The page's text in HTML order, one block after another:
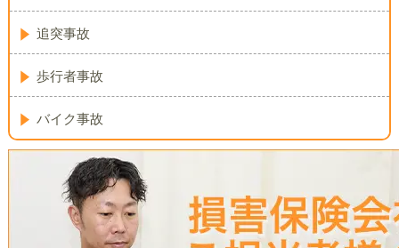
追突事故
歩行者事故
バイク事故